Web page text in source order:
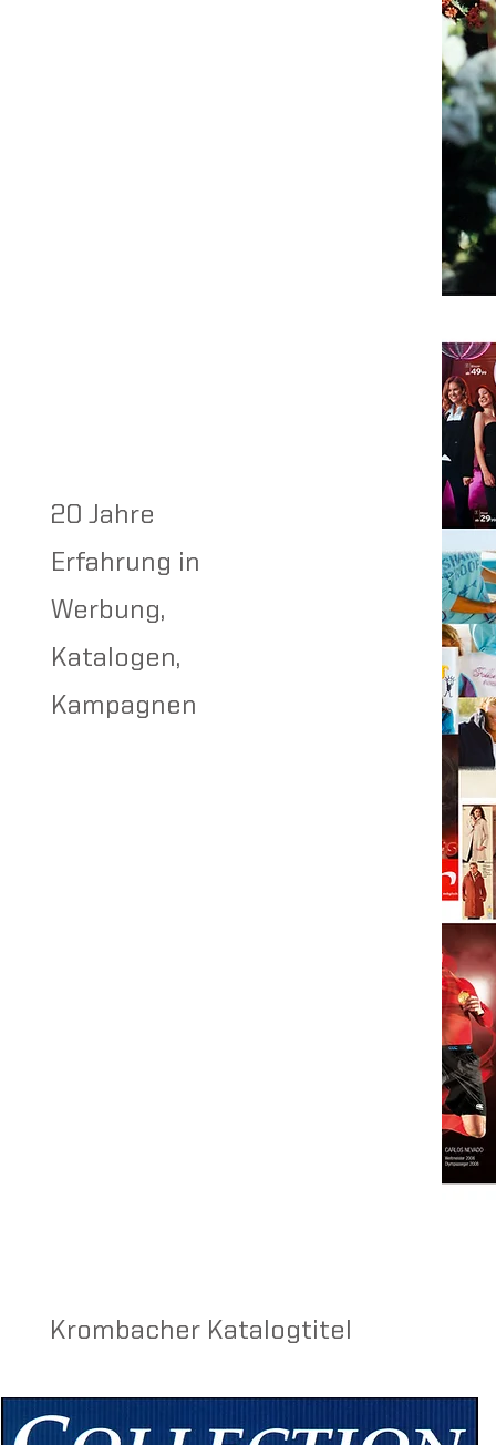
20 Jahre
Erfahrung in
Werbung,
Katalogen,
Kampagnen
Krombacher Katalogtitel